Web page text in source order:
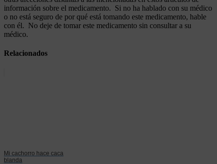
información sobre el medicamento. Si no ha hablado con su médico
o no está seguro de por qué está tomando este medicamento, hable
con él. No deje de tomar este medicamento sin consultar a su
médico.
Relacionados
Mi cachorro hace caca
blanda